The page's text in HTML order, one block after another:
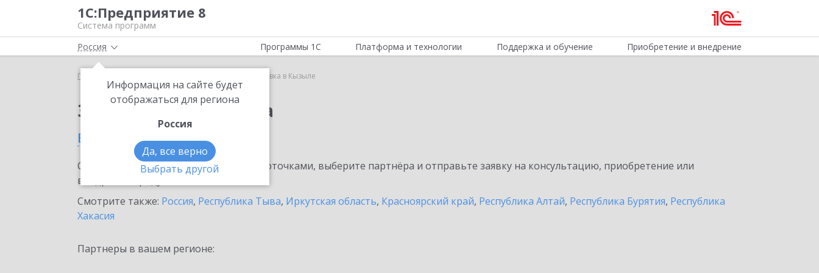
1С:Предприятие 8
Система программ
Россия
Информация на сайте будет
отображаться для региона
Россия
Да, все верно
Выбрать другой
Программы 1С Платформа и технологии Поддержка и обучение Приобретение и внедрение
Главная 1С:Доставка в Кызыле
Заказать 1С:Доставка
в Кызыле
Ознакомьтесь с информационными карточками, выберите партнёра и отправьте заявку на консультацию, приобретение или
внедрение продукта.
Смотрите также: Россия, Республика Тыва, Иркутская область, Красноярский край, Республика Алтай, Республика Бурятия, Республика
Хакасия
Партнеры в вашем регионе: